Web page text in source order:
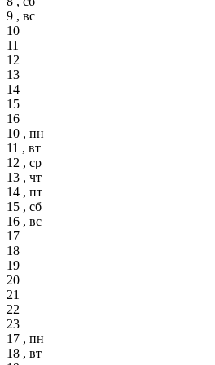
9 , вс
10
11
12
13
14
15
16
10 , пн
11 , вт
12 , ср
13 , чт
14 , пт
15 , сб
16 , вс
17
18
19
20
21
22
23
17 , пн
18 , вт